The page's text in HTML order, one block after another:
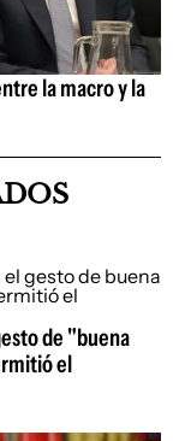
la macro y la
de "buena
el